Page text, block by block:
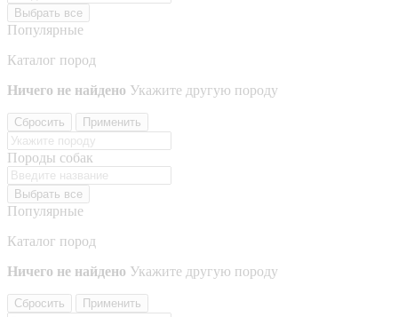
Выбрать все
Популярные
Каталог пород
Ничего не найдено Укажите другую породу
Сбросить Применить
Породы собак
Выбрать все
Популярные
Каталог пород
Ничего не найдено Укажите другую породу
Сбросить Применить